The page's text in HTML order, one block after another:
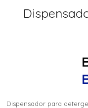
Dispensador para